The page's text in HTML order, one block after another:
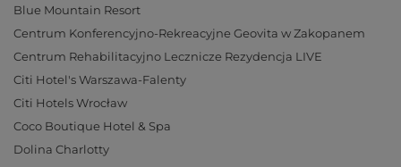
Blue Mountain Resort
Centrum Konferencyjno-Rekreacyjne Geovita w Zakopanem
Centrum Rehabilitacyjno Lecznicze Rezydencja LIVE
Citi Hotel's Warszawa-Falenty
Citi Hotels Wrocław
Coco Boutique Hotel & Spa
Dolina Charlotty